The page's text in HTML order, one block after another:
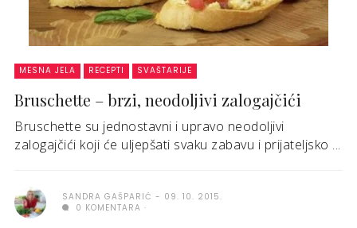
MESNA JELA RECEPTI SVAŠTARIJE
Bruschette – brzi, neodoljivi zalogajčići
Bruschette su jednostavni i upravo neodoljivi
zalogajčići koji će uljepšati svaku zabavu i prijateljsko ...
SANDRA GAŠPARIĆ
09. 10. 2015.
0 KOMENTARA